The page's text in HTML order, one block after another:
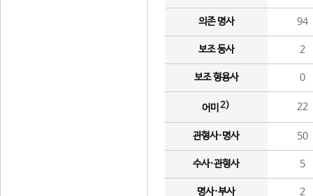
의존 명사 94
보조 동사 2
보조 형용사 0
어미 2) 22
관형사·명사 50
수사·관형사 5
명사·부사 2